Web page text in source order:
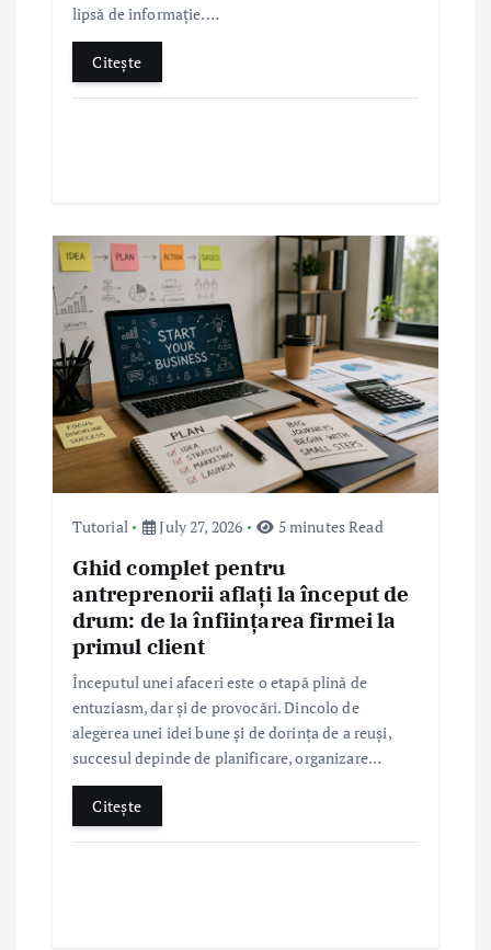
lipsă de informație.…
Citește
Tutorial July 27, 2026 5 minutes Read
Ghid complet pentru
antreprenorii aflați la început de
drum: de la înființarea firmei la
primul client
Începutul unei afaceri este o etapă plină de
entuziasm, dar și de provocări. Dincolo de
alegerea unei idei bune și de dorința de a reuși,
succesul depinde de planificare, organizare…
Citește